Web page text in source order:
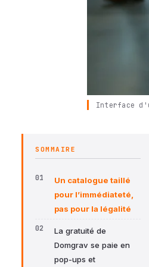
Interface
SOMMAIRE
Un catalogue taillé
pour l’immédiateté,
pas pour la légalité
La gratuité de
Domgrav se paie en
pop-ups et